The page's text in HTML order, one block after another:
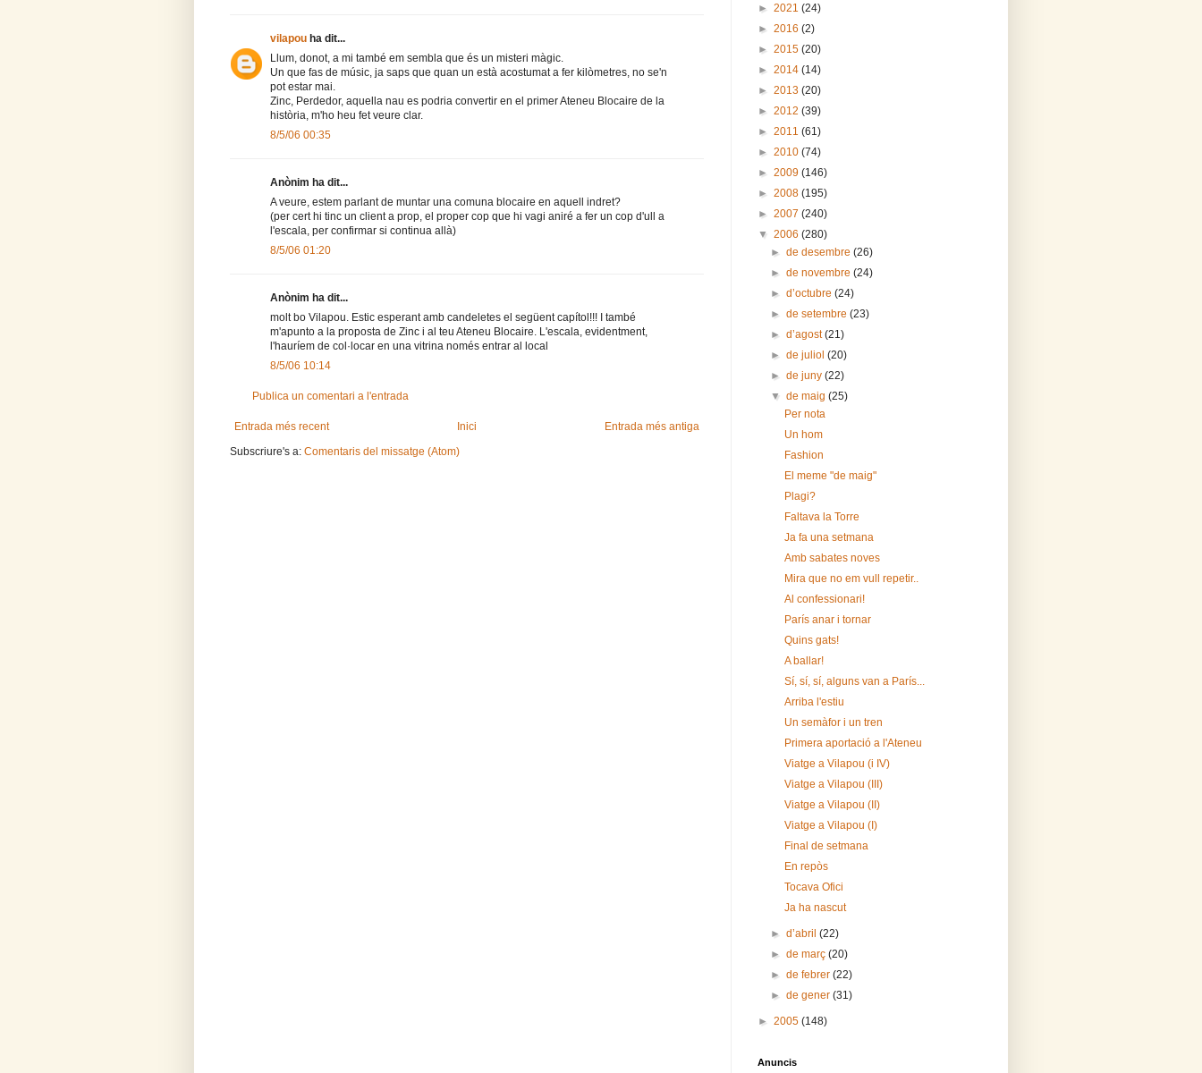
vilapou ha dit...
Llum, donot, a mi també em sembla que és un misteri màgic.
Un que fas de músic, ja saps que quan un està acostumat a fer kilòmetres, no se'n
pot estar mai.
Zinc, Perdedor, aquella nau es podria convertir en el primer Ateneu Blocaire de la
història, m'ho heu fet veure clar.
8/5/06 00:35
Anònim ha dit...
A veure, estem parlant de muntar una comuna blocaire en aquell indret?
(per cert hi tinc un client a prop, el proper cop que hi vagi aniré a fer un cop d'ull a
l'escala, per confirmar si continua allà)
8/5/06 01:20
Anònim ha dit...
molt bo Vilapou. Estic esperant amb candeletes el següent capítol!!! I també
m'apunto a la proposta de Zinc i al teu Ateneu Blocaire. L'escala, evidentment,
l'hauríem de col·locar en una vitrina només entrar al local
8/5/06 10:14
Publica un comentari a l'entrada
Entrada més recent Entrada més antiga
Inici
Subscriure's a: Comentaris del missatge (Atom)
► 2021 (24)
► 2016 (2)
► 2015 (20)
► 2014 (14)
► 2013 (20)
► 2012 (39)
► 2011 (61)
► 2010 (74)
► 2009 (146)
► 2008 (195)
► 2007 (240)
▼ 2006 (280)
►de desembre(26)
►de novembre(24)
►d’octubre(24)
►de setembre(23)
►d’agost(21)
►de juliol(20)
►de juny(22)
▼de maig(25)
Per nota
Un hom
Fashion
El meme "de maig"
Plagi?
Faltava la Torre
Ja fa una setmana
Amb sabates noves
Mira que no em vull repetir..
Al confessionari!
París anar i tornar
Quins gats!
A ballar!
Sí, sí, sí, alguns van a París...
Arriba l'estiu
Un semàfor i un tren
Primera aportació a l'Ateneu
Viatge a Vilapou (i IV)
Viatge a Vilapou (III)
Viatge a Vilapou (II)
Viatge a Vilapou (I)
Final de setmana
En repòs
Tocava Ofici
Ja ha nascut
►d’abril(22)
►de març(20)
►de febrer(22)
►de gener(31)
► 2005 (148)
Anuncis